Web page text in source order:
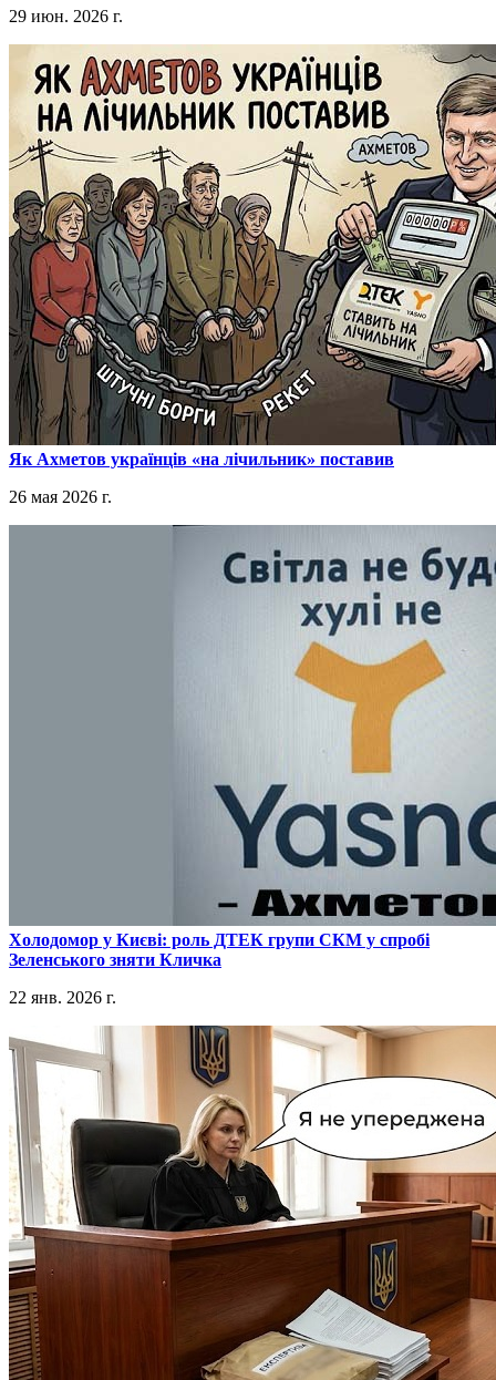
29 июн. 2026 г.
​Як Ахметов українців «на лічильник» поставив
26 мая 2026 г.
​Холодомор у Києві: роль ДТЕК групи СКМ у спробі
Зеленського зняти Кличка
22 янв. 2026 г.